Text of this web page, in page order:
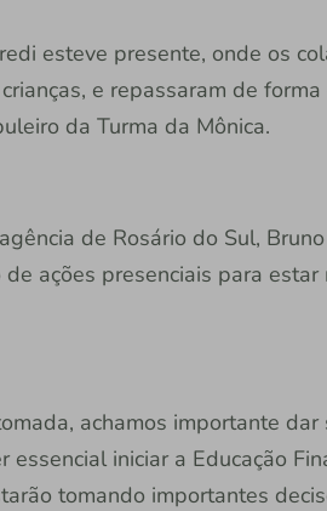
esteve presente, onde os
e repassaram de
da Turma da Mônica.
de Rosário do Sul,
ações presenciais para
achamos importante
essencial iniciar a Educação
tomando importantes